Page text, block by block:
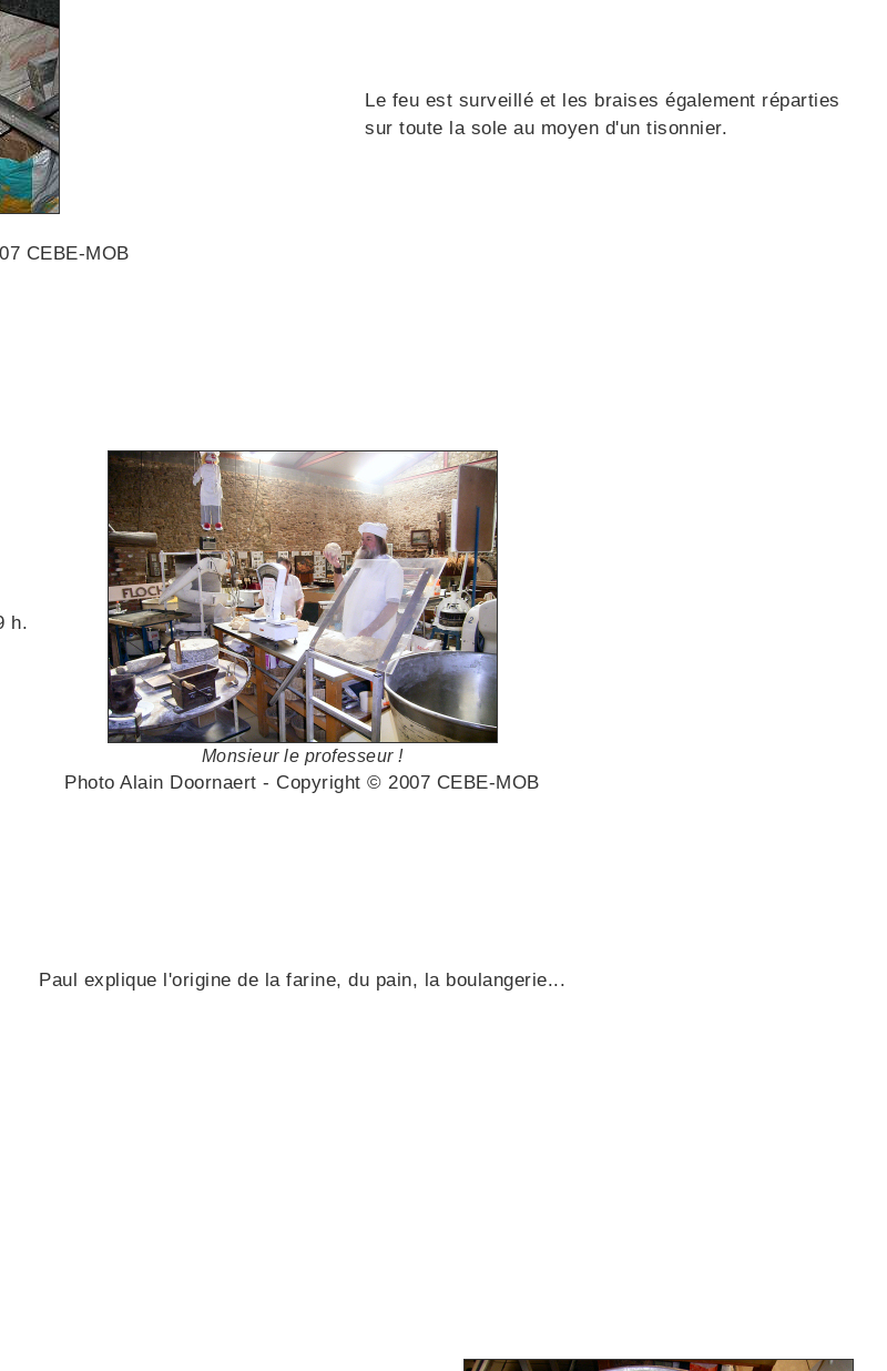
CEBE-MOB
Le feu est surveillé et les braises également réparties
sur toute la sole au moyen d'un tisonnier.
h.
Monsieur le professeur !
Photo Alain Doornaert - Copyright © 2007 CEBE-MOB
Paul explique l'origine de la farine, du pain, la boulangerie...